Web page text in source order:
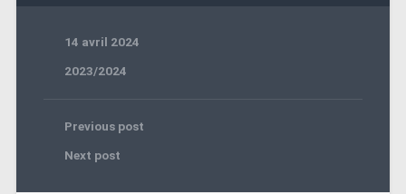
14 avril 2024
2023/2024
Previous post
Next post